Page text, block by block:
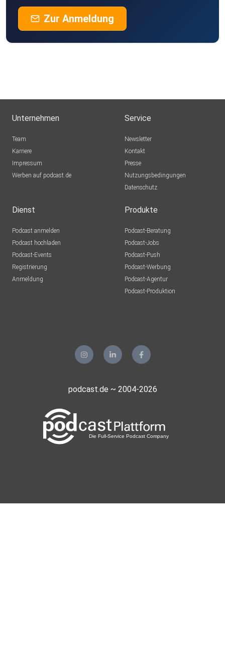
Zur Anmeldung
Unternehmen
Team
Karriere
Impressum
Werben auf podcast.de
Service
Newsletter
Kontakt
Presse
Nutzungsbedingungen
Datenschutz
Dienst
Podcast anmelden
Podcast hochladen
Podcast-Events
Registrierung
Anmeldung
Produkte
Podcast-Beratung
Podcast-Jobs
Podcast-Push
Podcast-Werbung
Podcast-Agentur
Podcast-Produktion
podcast.de ~ 2004-2026